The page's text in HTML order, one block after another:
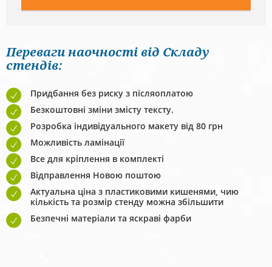
Переваги наочності від Складу
стендів:
Придбання без риску з післяоплатою
Безкоштовні зміни змісту тексту.
Розробка індивідуального макету від 80 грн
Можливість ламінації
Все для кріплення в комплекті
Відправлення Новою поштою
Актуальна ціна з пластиковими кишенями, чию
кількість та розмір стенду можна збільшити
Безпечні матеріали та яскраві фарби